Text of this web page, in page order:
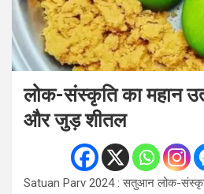
लोक-संस्कृति का महान
और जुड़ शीतल
Satuan Parv 2024 : सतुआन लोक-